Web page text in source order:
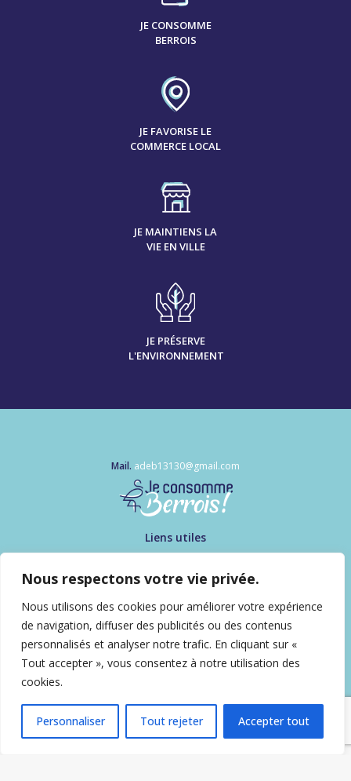
Nous respectons votre vie privée.
Nous utilisons des cookies pour améliorer votre expérience
de navigation, diffuser des publicités ou des contenus
personnalisés et analyser notre trafic. En cliquant sur «
Tout accepter », vous consentez à notre utilisation des
cookies.
Personnaliser Tout rejeter Accepter tout
JE CONSOMME
BERROIS
JE FAVORISE LE
COMMERCE LOCAL
JE MAINTIENS LA
VIE EN VILLE
JE PRÉSERVE
L'ENVIRONNEMENT
Mail. adeb13130@gmail.com
Liens utiles
Mon compte
Contactez-nous !
FAQ
Qui sommes-nous ?
Politique de confidentialité
Suivez-nous